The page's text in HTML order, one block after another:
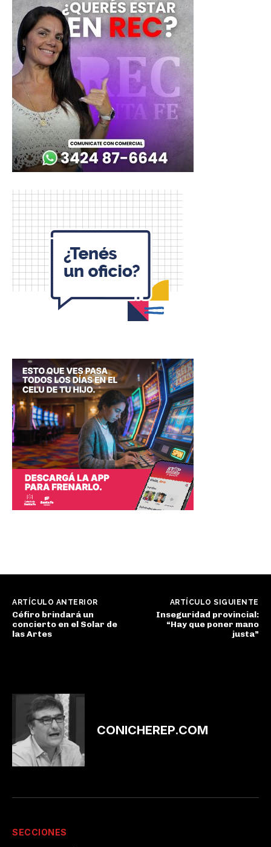
ARTÍCULO ANTERIOR
Céfiro brindará un
concierto en el Solar de
las Artes
ARTÍCULO SIGUIENTE
Inseguridad provincial:
“Hay que poner mano
justa”
CONICHEREP.COM
SECCIONES